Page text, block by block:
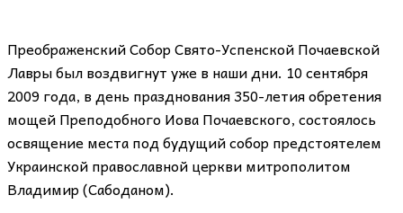
Преображенский Собор Свято-Успенской Почаевской
Лавры был воздвигнут уже в наши дни. 10 сентября
2009 года, в день празднования 350-летия обретения
мощей Преподобного Иова Почаевского, состоялось
освящение места под будущий собор предстоятелем
Украинской православной церкви митрополитом
Владимир (Сабоданом).